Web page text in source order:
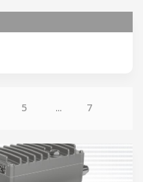
5 ... 7